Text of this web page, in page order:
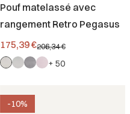
Pouf matelassé avec
rangement Retro Pegasus
Prix promotionnel
175,39 €206,34 €
+ 50
-10%